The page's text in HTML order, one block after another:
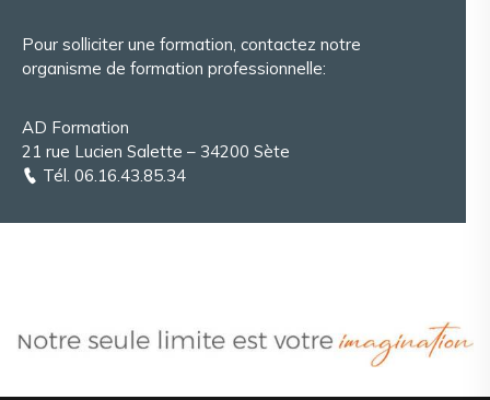
Pour solliciter une formation, contactez notre
organisme de formation professionnelle:
AD Formation
21 rue Lucien Salette – 34200 Sète
Tél. 06.16.43.85.34